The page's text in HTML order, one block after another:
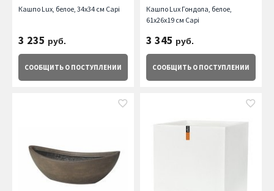
Кашпо Lux, белое, 34х34 см Capi
3 235 руб.
СООБЩИТЬ О ПОСТУПЛЕНИИ
Кашпо Lux Гондола, белое,
61х26х19 см Capi
3 345 руб.
СООБЩИТЬ О ПОСТУПЛЕНИИ